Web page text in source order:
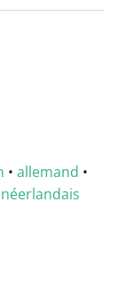
• allemand •
néerlandais